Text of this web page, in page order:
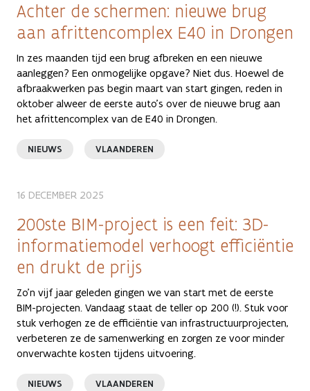
Achter de schermen: nieuwe brug
aan afrittencomplex E40 in Drongen
In zes maanden tijd een brug afbreken en een nieuwe
aanleggen? Een onmogelijke opgave? Niet dus. Hoewel de
afbraakwerken pas begin maart van start gingen, reden in
oktober alweer de eerste auto’s over de nieuwe brug aan
het afrittencomplex van de E40 in Drongen.
NIEUWS VLAANDEREN
16 DECEMBER 2025
200ste BIM-project is een feit: 3D-
informatiemodel verhoogt efficiëntie
en drukt de prijs
Zo’n vijf jaar geleden gingen we van start met de eerste
BIM-projecten. Vandaag staat de teller op 200 (!). Stuk voor
stuk verhogen ze de efficiëntie van infrastructuurprojecten,
verbeteren ze de samenwerking en zorgen ze voor minder
onverwachte kosten tijdens uitvoering.
NIEUWS VLAANDEREN